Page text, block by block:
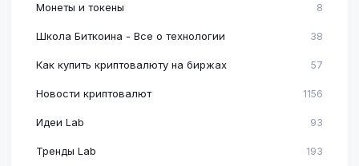
Монеты и токены 8
Школа Биткоина - Все о технологии 38
Как купить криптовалюту на биржах 57
Новости криптовалют 1156
Идеи Lab 93
Тренды Lab 193